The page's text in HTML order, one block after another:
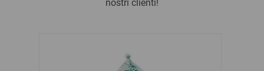
nostri clienti!